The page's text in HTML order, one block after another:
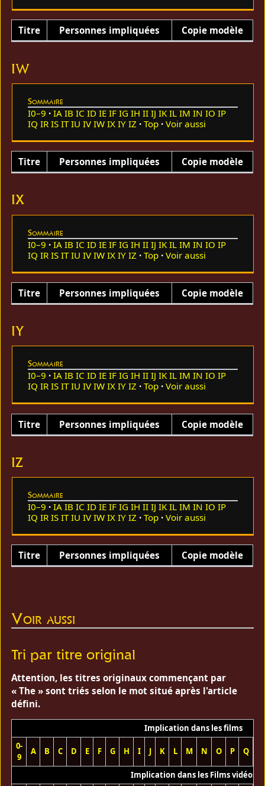
Titre Personnes impliquées Copie modèle
IW
Sommaire
I0–9 IA IB IC ID IE IF IG IH II IJ IK IL IM IN IO IP
IQ IR IS IT IU IV IW IX IY IZ Top Voir aussi
Titre Personnes impliquées Copie modèle
IX
Sommaire
I0–9 IA IB IC ID IE IF IG IH II IJ IK IL IM IN IO IP
IQ IR IS IT IU IV IW IX IY IZ Top Voir aussi
Titre Personnes impliquées Copie modèle
IY
Sommaire
I0–9 IA IB IC ID IE IF IG IH II IJ IK IL IM IN IO IP
IQ IR IS IT IU IV IW IX IY IZ Top Voir aussi
Titre Personnes impliquées Copie modèle
IZ
Sommaire
I0–9 IA IB IC ID IE IF IG IH II IJ IK IL IM IN IO IP
IQ IR IS IT IU IV IW IX IY IZ Top Voir aussi
Titre Personnes impliquées Copie modèle
Voir aussi
Tri par titre original
Attention, les titres originaux commençant par
« The » sont triés selon le mot situé après l'article
défini.
Implication dans les films
0-
9
A B C D E F G H I J K L M N O P Q
Implication dans les Films vidéos